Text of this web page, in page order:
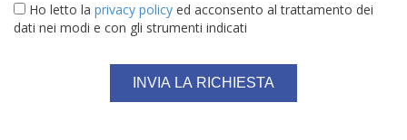
Ho letto la privacy policy ed acconsento al trattamento dei
dati nei modi e con gli strumenti indicati
INVIA LA RICHIESTA